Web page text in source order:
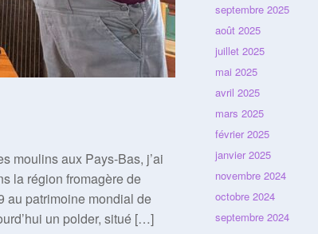
moulins aux Pays-Bas, j’ai
la région fromagère de
au patrimoine mondial de
un polder, situé […]
septembre 2025
août 2025
juillet 2025
mai 2025
avril 2025
mars 2025
février 2025
janvier 2025
novembre 2024
octobre 2024
septembre 2024